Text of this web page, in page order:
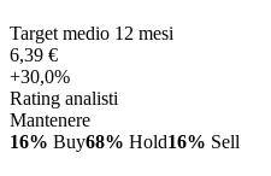
Target medio 12 mesi
6,39 €
+30,0%
Rating analisti
Mantenere
16% Buy68% Hold16% Sell